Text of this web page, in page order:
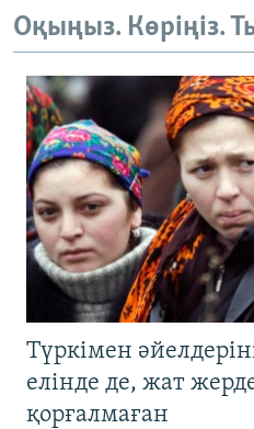
Оқыңыз. Көріңіз.
Түркімен
елінде де, жат
қорғалмаған